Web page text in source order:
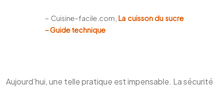
– Cuisine-facile.com,La cuisson du sucre
– Guide technique
Aujourd’hui, une telle pratique est impensable. La sécurité